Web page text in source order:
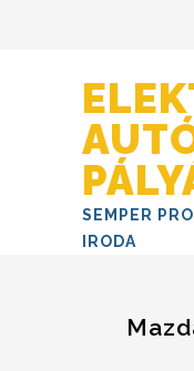
SEMPER
IRODA